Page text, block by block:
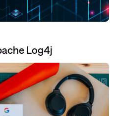
Log4j